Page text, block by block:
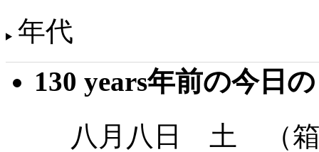
年代
130 years年前の今日
八月八日 土 （箱